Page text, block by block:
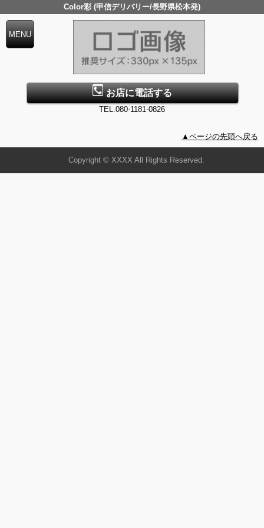
Color彩 (甲信デリバリー/長野県松本発)
お店に電話する
TEL.080-1181-0826
▲ページの先頭へ戻る
Copyright © XXXX All Rights Reserved.